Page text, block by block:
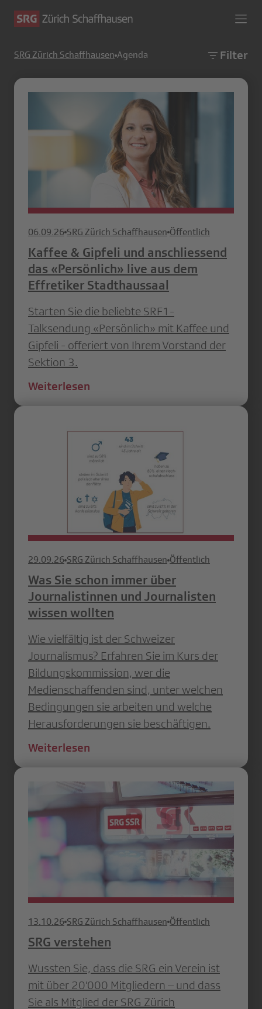
SRG Zürich Schaffhausen Agenda Filter
06.09.26 SRG Zürich Schaffhausen Öffentlich
Kaffee & Gipfeli und anschliessend
das «Persönlich» live aus dem
Effretiker Stadthaussaal
Starten Sie die beliebte SRF1-
Talksendung «Persönlich» mit Kaffee und
Gipfeli - offeriert von Ihrem Vorstand der
Sektion 3.
Weiterlesen
29.09.26 SRG Zürich Schaffhausen Öffentlich
Was Sie schon immer über
Journalistinnen und Journalisten
wissen wollten
Wie vielfältig ist der Schweizer
Journalismus? Erfahren Sie im Kurs der
Bildungskommission, wer die
Medienschaffenden sind, unter welchen
Bedingungen sie arbeiten und welche
Herausforderungen sie beschäftigen.
Weiterlesen
13.10.26 SRG Zürich Schaffhausen Öffentlich
SRG verstehen
Wussten Sie, dass die SRG ein Verein ist
mit über 20'000 Mitgliedern – und dass
Sie als Mitglied der SRG Zürich